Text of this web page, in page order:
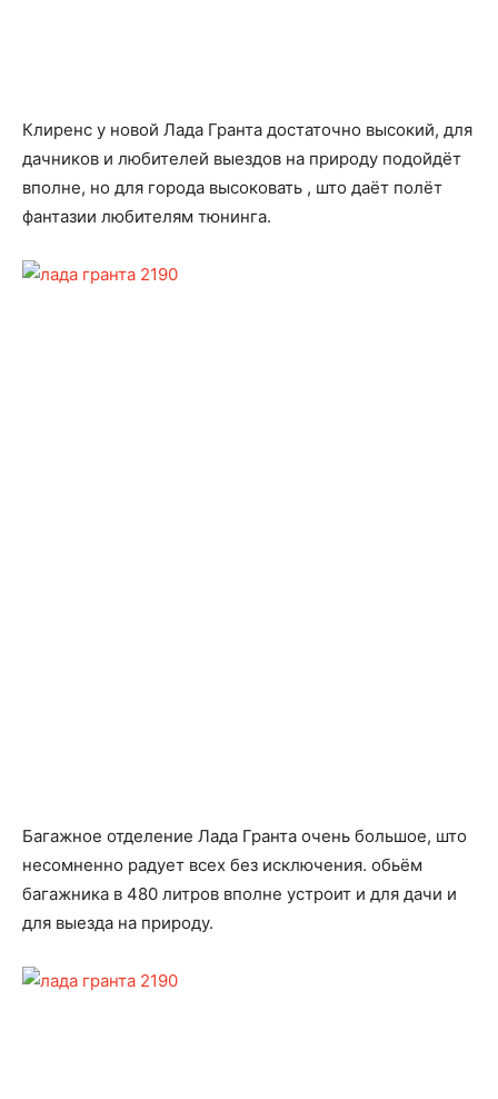
Клиренс у новой Лада Гранта достаточно высокий, для
дачников и любителей выездов на природу подойдёт
вполне, но для города высоковать , што даёт полёт
фантазии любителям тюнинга.
Багажное отделение Лада Гранта очень большое, што
несомненно радует всех без исключения. обьём
багажника в 480 литров вполне устроит и для дачи и
для выезда на природу.